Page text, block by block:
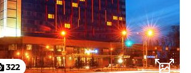
322